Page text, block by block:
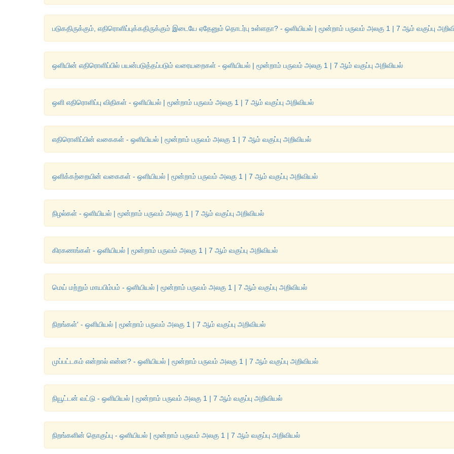
படுகதிருக்கும், எதிரொளிப்புக்கதிருக்கும் இடையே ஏதேனும் தொடர்பு உள்ளதா? - ஒளியியல் | மூன்றாம் பருவம் அலகு 1 | 7 ஆம் வகுப்பு
ஒளியின் எதிரொளிப்பில் பயன்படுத்தப்படும் வரையறைகள் - ஒளியியல் | மூன்றாம் பருவம் அலகு 1 | 7 ஆம் வகுப்பு அறிவியல்
ஒளி எதிரொளிப்பு விதிகள் - ஒளியியல் | மூன்றாம் பருவம் அலகு 1 | 7 ஆம் வகுப்பு அறிவியல்
எதிரொளிப்பின் வகைகள் - ஒளியியல் | மூன்றாம் பருவம் அலகு 1 | 7 ஆம் வகுப்பு அறிவியல்
ஒளிக்கற்றையின் வகைகள் - ஒளியியல் | மூன்றாம் பருவம் அலகு 1 | 7 ஆம் வகுப்பு அறிவியல்
நிழல்கள் - ஒளியியல் | மூன்றாம் பருவம் அலகு 1 | 7 ஆம் வகுப்பு அறிவியல்
கிரகணங்கள் - ஒளியியல் | மூன்றாம் பருவம் அலகு 1 | 7 ஆம் வகுப்பு அறிவியல்
மெய் மற்றும் மாயபிம்பம் - ஒளியியல் | மூன்றாம் பருவம் அலகு 1 | 7 ஆம் வகுப்பு அறிவியல்
நிறங்கள்' - ஒளியியல் | மூன்றாம் பருவம் அலகு 1 | 7 ஆம் வகுப்பு அறிவியல்
முப்பட்டகம் என்றால் என்ன? - ஒளியியல் | மூன்றாம் பருவம் அலகு 1 | 7 ஆம் வகுப்பு அறிவியல்
நியூட்டன் வட்டு - ஒளியியல் | மூன்றாம் பருவம் அலகு 1 | 7 ஆம் வகுப்பு அறிவியல்
நிறங்களின் தொகுப்பு - ஒளியியல் | மூன்றாம் பருவம் அலகு 1 | 7 ஆம் வகுப்பு அறிவியல்